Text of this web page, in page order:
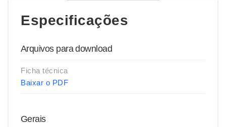
Especificações
Arquivos para download
Ficha técnica
Baixar o PDF
Gerais